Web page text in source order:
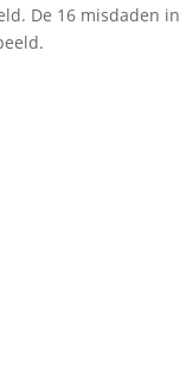
De 16 misdaden in